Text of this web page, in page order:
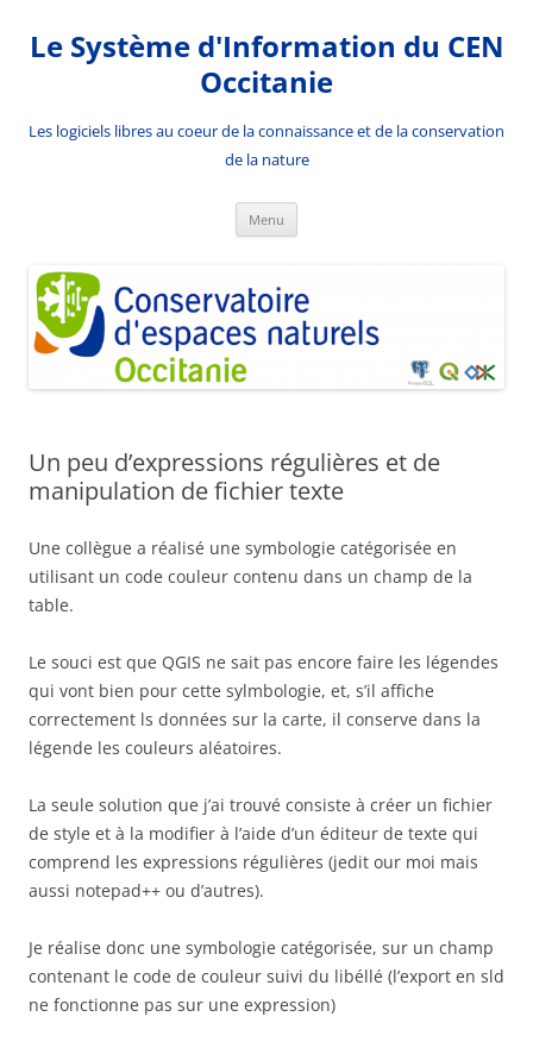
contenu
Le Système d'Information du CEN
Occitanie
Les logiciels libres au coeur de la connaissance et de la conservation
de la nature
Menu
Un peu d’expressions régulières et de
manipulation de fichier texte
Une collègue a réalisé une symbologie catégorisée en
utilisant un code couleur contenu dans un champ de la
table.
Le souci est que QGIS ne sait pas encore faire les légendes
qui vont bien pour cette sylmbologie, et, s’il affiche
correctement ls données sur la carte, il conserve dans la
légende les couleurs aléatoires.
La seule solution que j’ai trouvé consiste à créer un fichier
de style et à la modifier à l’aide d’un éditeur de texte qui
comprend les expressions régulières (jedit our moi mais
aussi notepad++ ou d’autres).
Je réalise donc une symbologie catégorisée, sur un champ
contenant le code de couleur suivi du libéllé (l’export en sld
ne fonctionne pas sur une expression)